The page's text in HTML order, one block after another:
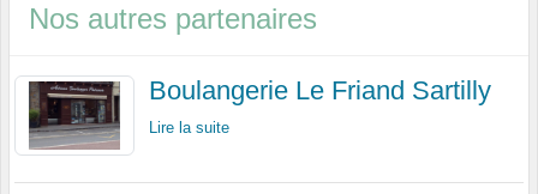
Nos autres partenaires
Boulangerie Le Friand Sartilly
Lire la suite